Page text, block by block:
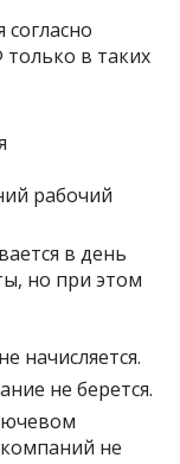
только в таких
рабочий
в день
но при этом
начисляется.
не берется.
не